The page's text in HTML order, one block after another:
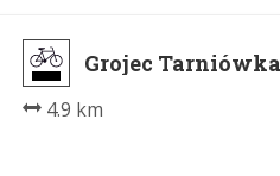
Grojec
4.9 km